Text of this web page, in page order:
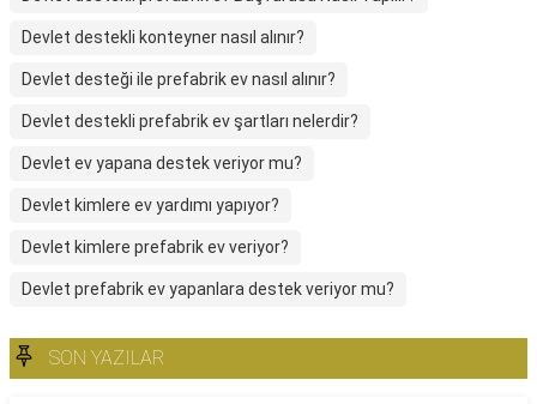
Devlet destekli konteyner nasıl alınır?
Devlet desteği ile prefabrik ev nasıl alınır?
Devlet destekli prefabrik ev şartları nelerdir?
Devlet ev yapana destek veriyor mu?
Devlet kimlere ev yardımı yapıyor?
Devlet kimlere prefabrik ev veriyor?
Devlet prefabrik ev yapanlara destek veriyor mu?
SON YAZILAR